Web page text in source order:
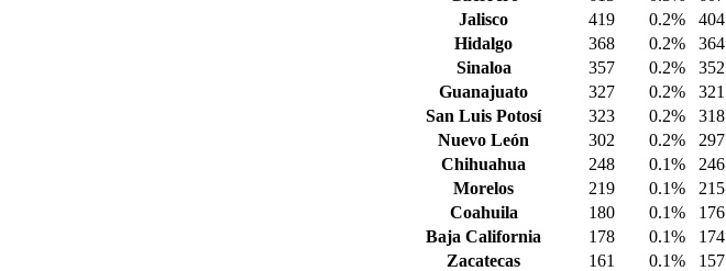
Jalisco
419 0.2% 404
Hidalgo
368 0.2% 364
Sinaloa
357 0.2% 352
Guanajuato
327 0.2% 321
San Luis Potosí
323 0.2% 318
Nuevo León
302 0.2% 297
Chihuahua
248 0.1% 246
Morelos
219 0.1% 215
Coahuila
180 0.1% 176
Baja California
178 0.1% 174
Zacatecas
161 0.1% 157